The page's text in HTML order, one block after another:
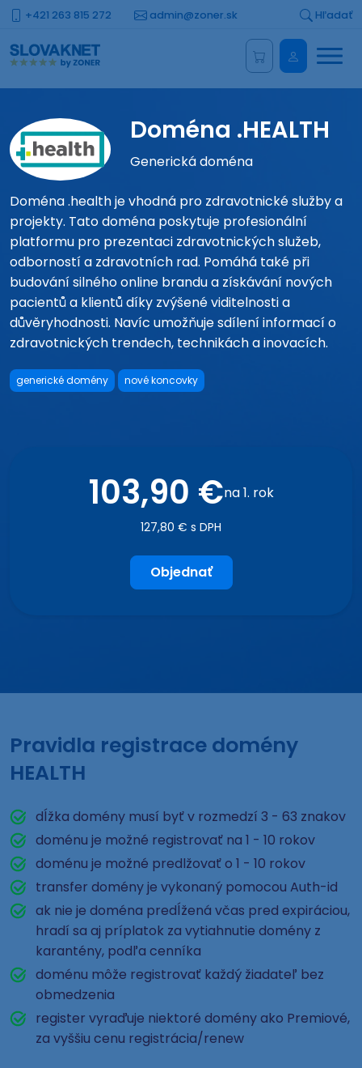
+421 263 815 272 admin@zoner.sk Hľadať
Menu
Doména .HEALTH
Generická doména
Doména .health je vhodná pro zdravotnické služby a
projekty. Tato doména poskytuje profesionální
platformu pro prezentaci zdravotnických služeb,
odborností a zdravotních rad. Pomáhá také při
budování silného online brandu a získávání nových
pacientů a klientů díky zvýšené viditelnosti a
důvěryhodnosti. Navíc umožňuje sdílení informací o
zdravotnických trendech, technikách a inovacích.
generické domény nové koncovky
103,90 €na 1. rok
127,80 € s DPH
Objednať
Pravidla registrace domény
HEALTH
dĺžka domény musí byť v rozmedzí 3 - 63 znakov
doménu je možné registrovať na 1 - 10 rokov
doménu je možné predlžovať o 1 - 10 rokov
transfer domény je vykonaný pomocou Auth-id
ak nie je doména predĺžená včas pred expiráciou,
hradí sa aj príplatok za vytiahnutie domény z
karantény, podľa cenníka
doménu môže registrovať každý žiadateľ bez
obmedzenia
register vyraďuje niektoré domény ako Premiové,
za vyššiu cenu registrácia/renew